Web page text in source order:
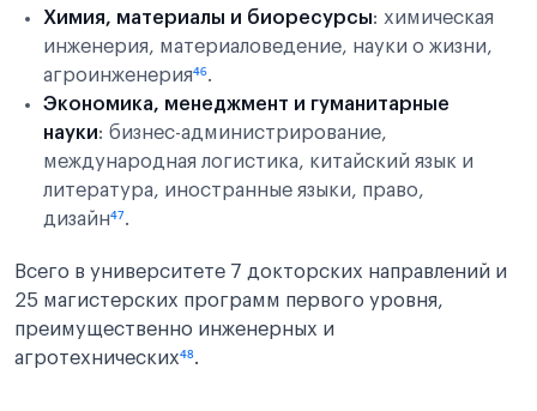
Химия, материалы и биоресурсы: химическая
инженерия, материаловедение, науки о жизни,
агроинженерия⁴⁶.
Экономика, менеджмент и гуманитарные
науки: бизнес-администрирование,
международная логистика, китайский язык и
литература, иностранные языки, право,
дизайн⁴⁷.
Всего в университете 7 докторских направлений и
25 магистерских программ первого уровня,
преимущественно инженерных и
агротехнических⁴⁸.